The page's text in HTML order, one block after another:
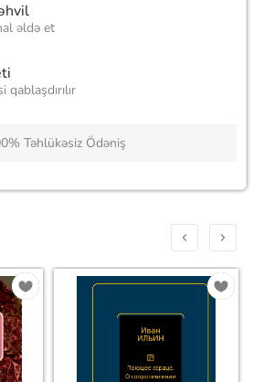
əldə et
Təhlükəsiz Ödəniş